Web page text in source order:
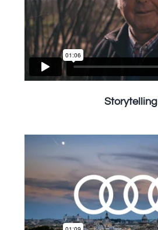
Storytelling